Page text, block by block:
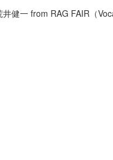
健一 from RAG FAIR（